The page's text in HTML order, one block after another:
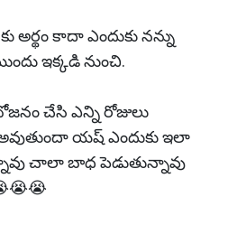
అర్థం కాదా ఎందుకు నన్ను
ఇక్కడి నుంచి.
చేసి ఎన్ని రోజులు
అవుతుందా యష్ ఎందుకు ఇలా
చాలా బాధ పెడుతున్నావు